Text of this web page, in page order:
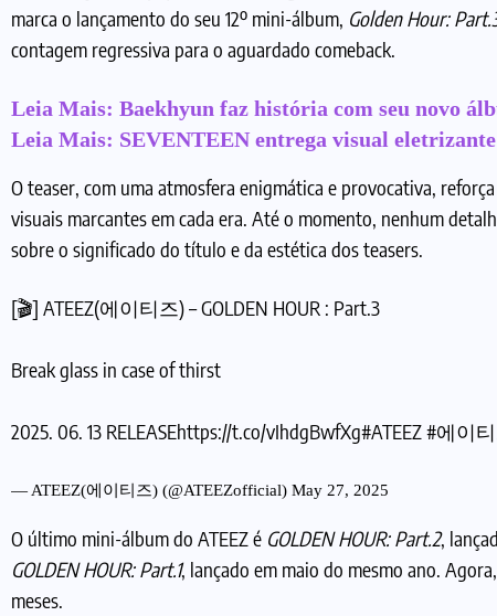
marca o lançamento do seu 12º mini-álbum, Golden Hour:
contagem regressiva para o aguardado comeback.
Leia Mais: Baekhyun faz história com seu novo
Leia Mais: SEVENTEEN entrega visual
O teaser, com uma atmosfera enigmática e provocativa,
visuais marcantes em cada era. Até o momento, nenhum
sobre o significado do título e da estética dos teasers.
[🎬] ATEEZ(에이티즈) – GOLDEN HOUR : Part.3
Break glass in case of thirst
2025. 06. 13 RELEASEhttps://t.co/vIhdgBwfXg#ATEEZ#에이
— ATEEZ(에이티즈) (@ATEEZofficial) May 27, 2025
O último mini-álbum do ATEEZ é GOLDEN HOUR: Part.2,
GOLDEN HOUR: Part.1, lançado em maio do mesmo ano.
meses.